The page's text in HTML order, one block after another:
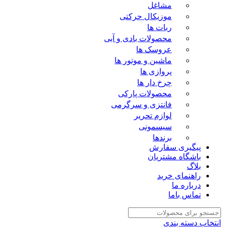
مشاغل
موزیکال حرکتی
ربات ها
محصولات بادی و آبی
عروسک ها
ماشین و موتور ها
پروازی ها
چرخ دار ها
محصولات پارکی
فانتزی و سرگرمی
لوازم تحریر
سیسمونی
برندها
پیگیری سفارش
باشگاه مشتریان
بلاگ
راهنمای خرید
درباره ما
تماس باما
انتخاب دسته بندی